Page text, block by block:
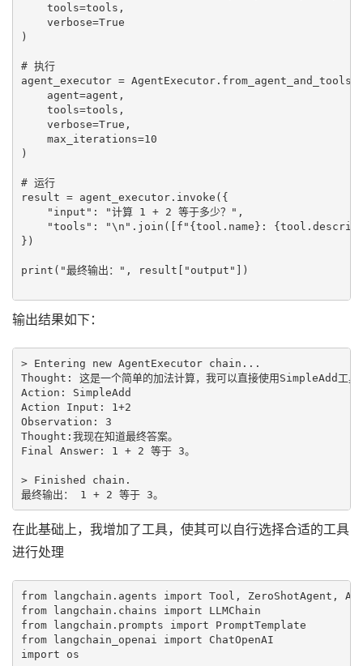
    tools=tools,
    verbose=True
)
# 执行
agent_executor = AgentExecutor.from_agent_and_tools(
    agent=agent,
    tools=tools,
    verbose=True,
    max_iterations=10
)
# 运行
result = agent_executor.invoke({
    "input": "计算 1 + 2 等于多少？",
"tools": "\n".join([f"{tool.name}:
})
print("最终输出：", result["output"])
输出结果如下：
> Entering new AgentExecutor chain...
Thought: 这是一个简单的加法计算，我可以直接使用SimpleAdd工具
Action: SimpleAdd
Action Input: 1+2
Observation: 3
Thought:我现在知道最终答案。
Final Answer: 1 + 2 等于 3。
> Finished chain.
在此基础上，我增加了工具，使其可以自行选择合适的工具
进行处理
from langchain.agents import Tool, ZeroShotAgent,
from langchain.chains import LLMChain
from langchain.prompts import PromptTemplate
from langchain_openai import ChatOpenAI
import os